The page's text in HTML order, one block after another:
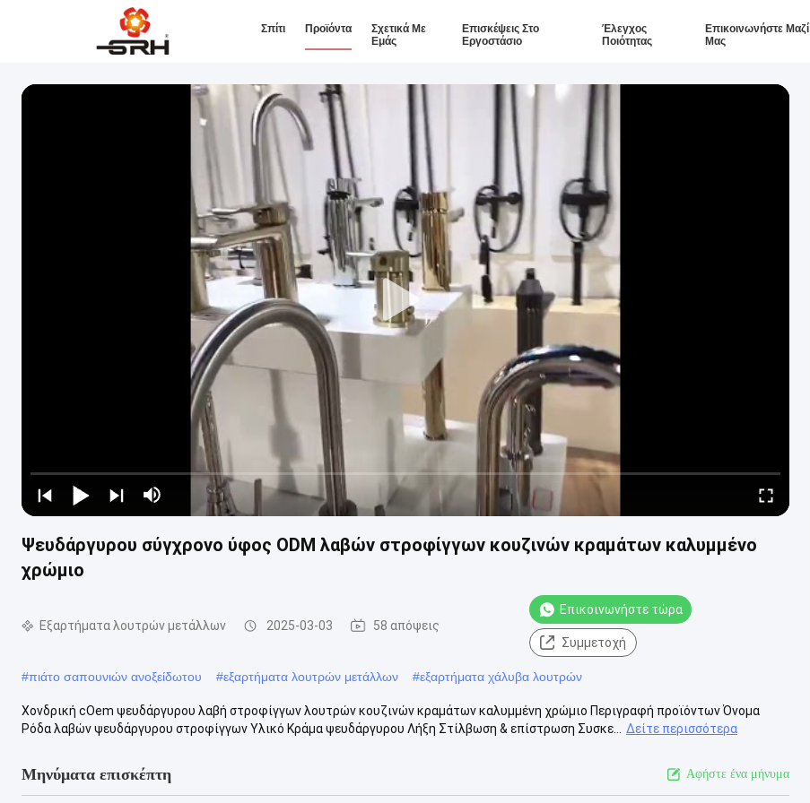
Σπίτι Προϊόντα
Σχετικά Με
Εμάς
Επισκέψεις Στο
Εργοστάσιο
Έλεγχος
Ποιότητας
Επικοινωνήστε Μαζί
Μας
Ψευδάργυρου σύγχρονο ύφος ODM λαβών στροφίγγων κουζινών κραμάτων καλυμμένο
χρώμιο
Εξαρτήματα λουτρών μετάλλων 2025-03-03 58 απόψεις
Επικοινωνήστε τώρα
Συμμετοχή
#πιάτο σαπουνιών ανοξείδωτου #εξαρτήματα λουτρών μετάλλων #εξαρτήματα χάλυβα λουτρών
Χονδρική cOem ψευδάργυρου λαβή στροφίγγων λουτρών κουζινών κραμάτων καλυμμένη χρώμιο Περιγραφή προϊόντων Όνομα
Ρόδα λαβών ψευδάργυρου στροφίγγων Υλικό Κράμα ψευδάργυρου Λήξη Στίλβωση & επίστρωση Συσκε...
Δείτε περισσότερα
Μηνύματα επισκέπτη Αφήστε ένα μήνυμα